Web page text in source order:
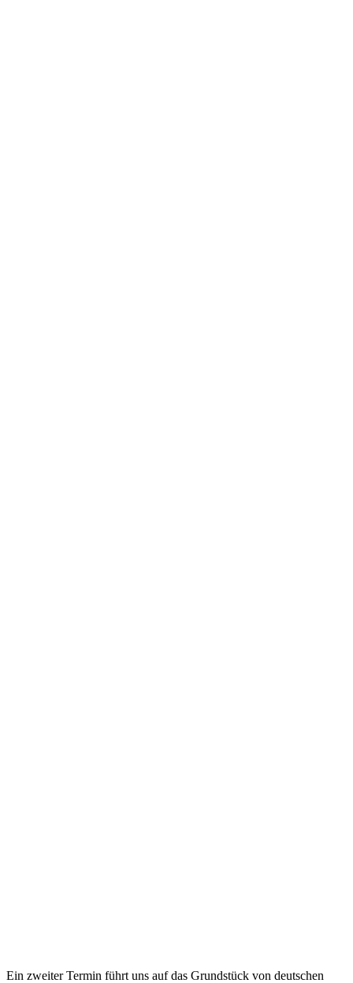
Ein zweiter Termin führt uns auf das Grundstück von deutschen